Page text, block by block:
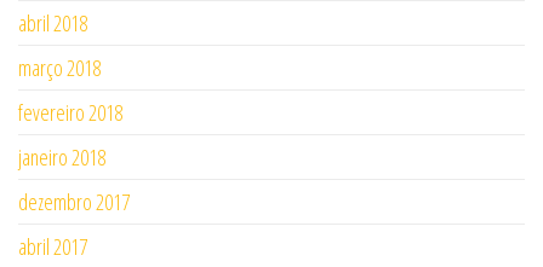
abril 2018
março 2018
fevereiro 2018
janeiro 2018
dezembro 2017
abril 2017